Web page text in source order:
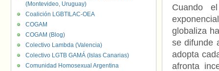
Cuando
globaliza
se difunde
adopta
afronta
(Montevideo, Uruguay)
Coalición LGBTILAC-OEA
COGAM
COGAM (Blog)
Colectivo Lambda (Valencia)
Colectivo LGTB GAMÁ (Islas Canarias)
Comunidad Homosexual Argentina